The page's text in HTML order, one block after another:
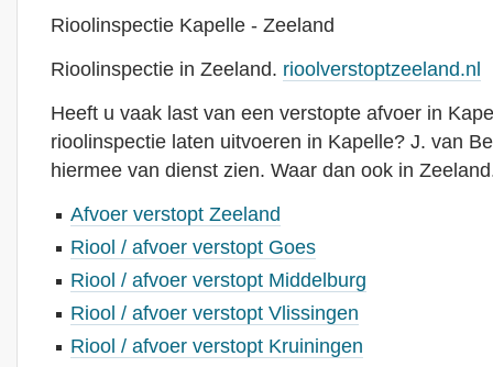
Rioolinspectie Kapelle - Zeeland
Rioolinspectie in Zeeland. rioolverstoptzeeland.nl
Heeft u vaak last van een verstopte afvoer in
rioolinspectie laten uitvoeren in Kapelle? J. van
hiermee van dienst zien. Waar dan ook in
Afvoer verstopt Zeeland
Riool / afvoer verstopt Goes
Riool / afvoer verstopt Middelburg
Riool / afvoer verstopt Vlissingen
Riool / afvoer verstopt Kruiningen